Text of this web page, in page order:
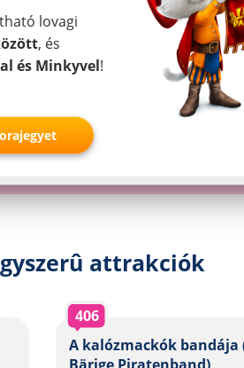
Ich stimme zu
Partner
attrakciók
406
A kalózmackók bandája
lovagi
, és
és Minkyvel!